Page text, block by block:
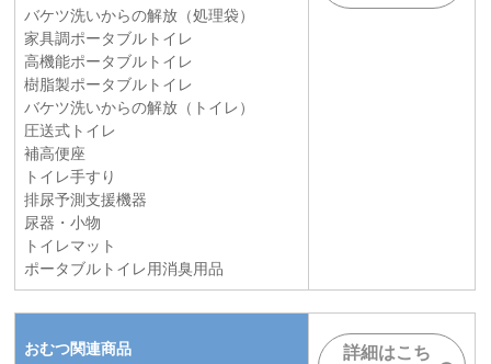
バケツ洗いからの解放（処理袋）
家具調ポータブルトイレ
高機能ポータブルトイレ
樹脂製ポータブルトイレ
バケツ洗いからの解放（トイレ）
圧送式トイレ
補高便座
トイレ手すり
排尿予測支援機器
尿器・小物
トイレマット
ポータブルトイレ用消臭用品
おむつ関連商品
詳細はこち